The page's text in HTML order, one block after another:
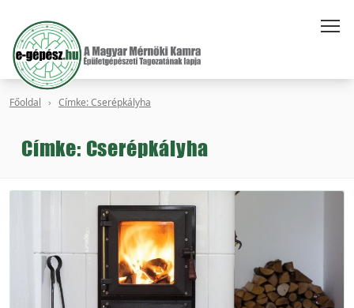
Főoldal Címke: Cserépkályha
Címke: Cserépkályha